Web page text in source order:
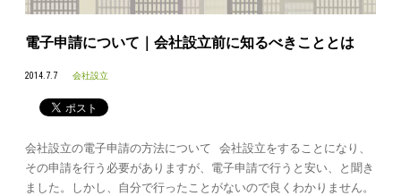
電子申請について｜会社設立前に知るべきこととは
2014.7.7 会社設立
会社設立の電子申請の方法について 会社設立をすることになり、
その申請を行う必要がありますが、電子申請で行うと安い、と聞き
ました。しかし、自分で行ったことがないので良くわかりません。